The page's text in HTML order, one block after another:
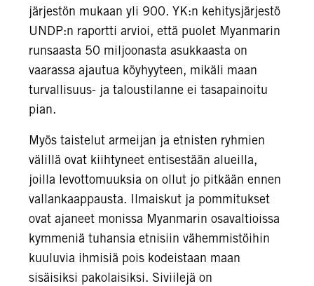
järjestön mukaan yli 900. YK:n kehitysjärjestö
UNDP:n raportti arvioi, että puolet Myanmarin
runsaasta 50 miljoonasta asukkaasta on
vaarassa ajautua köyhyyteen, mikäli maan
turvallisuus- ja taloustilanne ei tasapainoitu
pian.
Myös taistelut armeijan ja etnisten ryhmien
välillä ovat kiihtyneet entisestään alueilla,
joilla levottomuuksia on ollut jo pitkään ennen
vallankaappausta. Ilmaiskut ja pommitukset
ovat ajaneet monissa Myanmarin osavaltioissa
kymmeniä tuhansia etnisiin vähemmistöihin
kuuluvia ihmisiä pois kodeistaan maan
sisäisiksi pakolaisiksi. Siviilejä on